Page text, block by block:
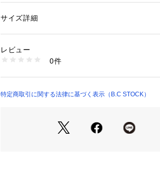
017年スタートさせたブランド。
います。
性別：レディース
洗濯：本体:ドライクリーニング
※詳しい洗濯方法については、商品の品質表示タグをご
商品番号：1099200023454 （モール）
サイズ詳細
レビュー
0件
特定商取引に関する法律に基づく表示（B.C STOCK）